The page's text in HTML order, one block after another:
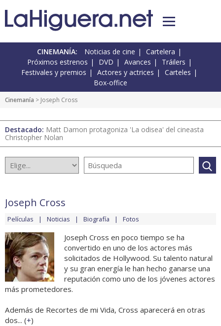
CINEMANÍA: Noticias de cine
Cartelera
Próximos estrenos
DVD Avances
Tráilers
Festivales y premios
Actores y actrices
Carteles
Box-office
Cinemanía > Joseph Cross
Destacado: Matt Damon protagoniza 'La odisea' del cineasta
Christopher Nolan
Joseph Cross
Películas Noticias Biografía Fotos
Joseph Cross en poco tiempo se ha
convertido en uno de los actores más
solicitados de Hollywood. Su talento natural
y su gran energía le han hecho ganarse una
reputación como uno de los jóvenes actores
más prometedores.
Además de Recortes de mi Vida, Cross aparecerá en otras
dos... (+)